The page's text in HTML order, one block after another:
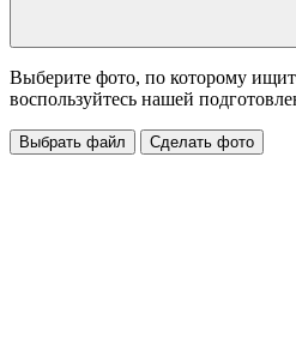
Выберите фото, по которому
воспользуйтесь нашей
Выбрать файл Сделать фото